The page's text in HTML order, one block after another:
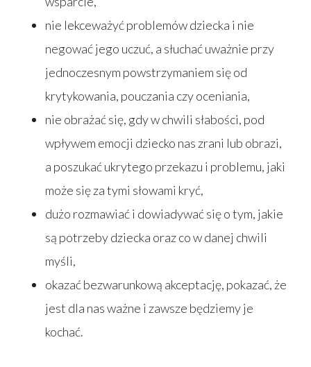
nie lekceważyć problemów dziecka i nie
negować jego uczuć, a słuchać uważnie przy
jednoczesnym powstrzymaniem się od
krytykowania, pouczania czy oceniania,
nie obrażać się, gdy w chwili słabości, pod
wpływem emocji dziecko nas zrani lub obrazi,
a poszukać ukrytego przekazu i problemu, jaki
może się za tymi słowami kryć,
dużo rozmawiać i dowiadywać się o tym, jakie
są potrzeby dziecka oraz co w danej chwili
myśli,
okazać bezwarunkową akceptację, pokazać, że
jest dla nas ważne i zawsze będziemy je
kochać.